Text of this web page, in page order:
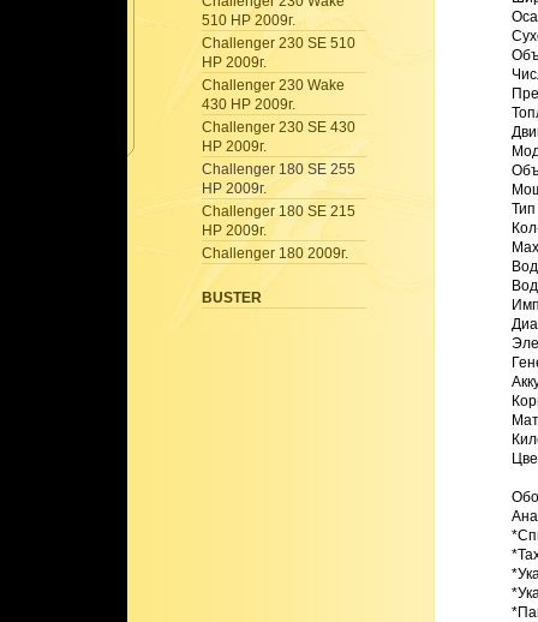
510 HP 2009г.
Challenger 230 SE 510
HP 2009г.
Challenger 230 Wake
430 HP 2009г.
Challenger 230 SE 430
HP 2009г.
Challenger 180 SE 255
HP 2009г.
Challenger 180 SE 215
HP 2009г.
Challenger 180 2009г.
BUSTER